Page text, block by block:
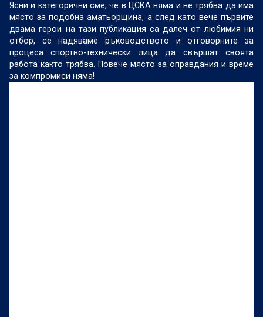
Ясни и категорични сме, че в ЦСКА няма и не трябва да има
място за подобна аматьорщина, а след като вече първите
двама герои на тази публикация са далеч от любимия ни
отбор, се надяваме ръководството и отговорните за
процеса спортно-технически лица да свършат своята
работа както трябва. Повече място за оправдания и време
за компромиси няма!